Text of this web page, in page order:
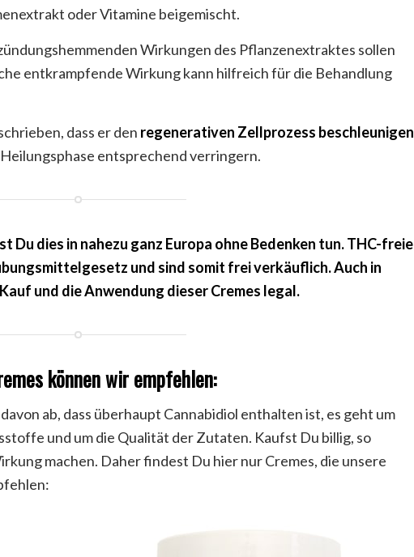
oder Vitamine beigemischt.
Wirkungen des Pflanzenextraktes sollen
entkrampfende Wirkung kann hilfreich für die Behandlung
dass er den regenerativen Zellprozess beschleunigen
entsprechend verringern.
Du dies in nahezu ganz Europa ohne Bedenken tun. THC-freie
und sind somit frei verkäuflich. Auch in
und die Anwendung dieser Cremes legal.
können wir empfehlen:
ab, dass überhaupt Cannabidiol enthalten ist, es geht um
und um die Qualität der Zutaten. Kaufst Du billig, so
machen. Daher findest Du hier nur Cremes, die unsere